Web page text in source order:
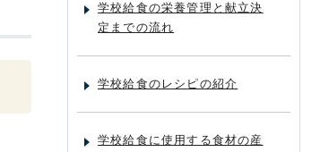
学校給食の栄養管理と献立決
定までの流れ
学校給食のレシピの紹介
学校給食に使用する食材の産